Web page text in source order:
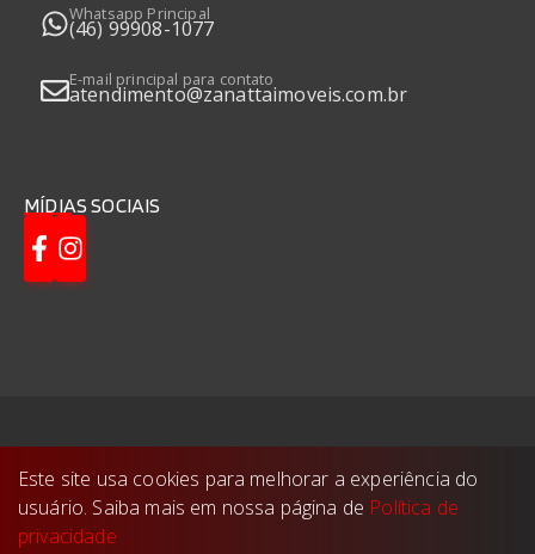
Whatsapp Principal
(46) 99908-1077
E-mail principal para contato
atendimento@zanattaimoveis.com.br
MÍDIAS SOCIAIS
reservados.
Este site usa cookies para melhorar a experiência do
usuário. Saiba mais em nossa página de Política de
privacidade